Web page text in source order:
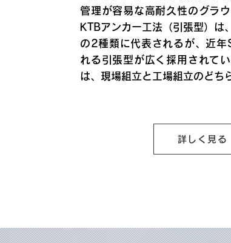
管理が容易な高耐久性のグラ
KTBアンカー工法（引張型）は
の2種類に代表されるが、近年
れる引張型が広く採用されて
は、現場組立と工場組立のどち
詳しく見る